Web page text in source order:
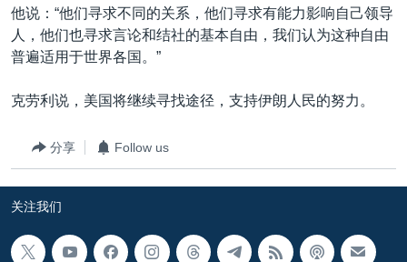
他说：“他们寻求不同的关系，他们寻求有能力影响自己领导
人，他们也寻求言论和结社的基本自由，我们认为这种自由
普遍适用于世界各国。”
克劳利说，美国将继续寻找途径，支持伊朗人民的努力。
分享 Follow us
关注我们